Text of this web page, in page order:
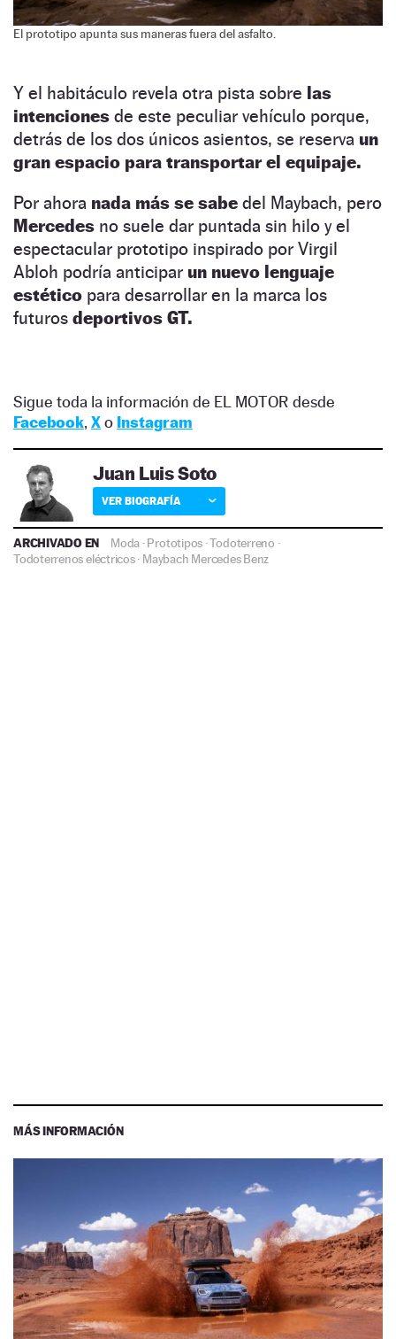
El prototipo apunta sus maneras fuera del asfalto.
Y el habitáculo revela otra pista sobre las
intenciones de este peculiar vehículo porque,
detrás de los dos únicos asientos, se reserva un
gran espacio para transportar el equipaje.
Por ahora nada más se sabe del Maybach, pero
Mercedes no suele dar puntada sin hilo y el
espectacular prototipo inspirado por Virgil
Abloh podría anticipar un nuevo lenguaje
estético para desarrollar en la marca los
futuros deportivos GT.
Sigue toda la información de EL MOTOR desde
Facebook, Xo Instagram
Juan Luis Soto
VER BIOGRAFÍA
ARCHIVADO EN Moda ·Prototipos ·Todoterreno ·
Todoterrenos eléctricos· Maybach Mercedes Benz
MÁS INFORMACIÓN